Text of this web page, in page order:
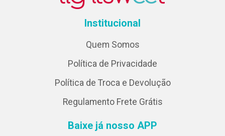
Institucional
Quem Somos
Política de Privacidade
Política de Troca e Devolução
Regulamento Frete Grátis
Baixe já nosso APP